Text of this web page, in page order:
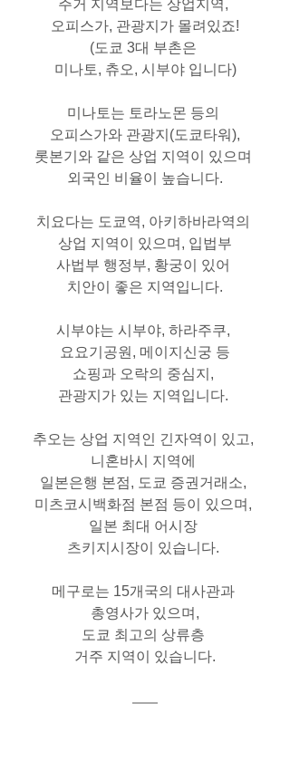
주거 지역보다는 상업지역,
오피스가, 관광지가 몰려있죠!
(도쿄 3대 부촌은
미나토, 츄오, 시부야 입니다)
미나토는 토라노몬 등의
오피스가와 관광지(도쿄타워),
롯본기와 같은 상업 지역이 있으며
외국인 비율이 높습니다.
치요다는 도쿄역, 아키하바라역의
상업 지역이 있으며, 입법부
사법부 행정부, 황궁이 있어
치안이 좋은 지역입니다.
시부야는 시부야, 하라주쿠,
요요기공원, 메이지신궁 등
쇼핑과 오락의 중심지,
관광지가 있는 지역입니다.
추오는 상업 지역인 긴자역이 있고,
니혼바시 지역에
일본은행 본점, 도쿄 증권거래소,
미츠코시백화점 본점 등이 있으며,
일본 최대 어시장
츠키지시장이 있습니다.
메구로는 15개국의 대사관과
총영사가 있으며,
도쿄 최고의 상류층
거주 지역이 있습니다.